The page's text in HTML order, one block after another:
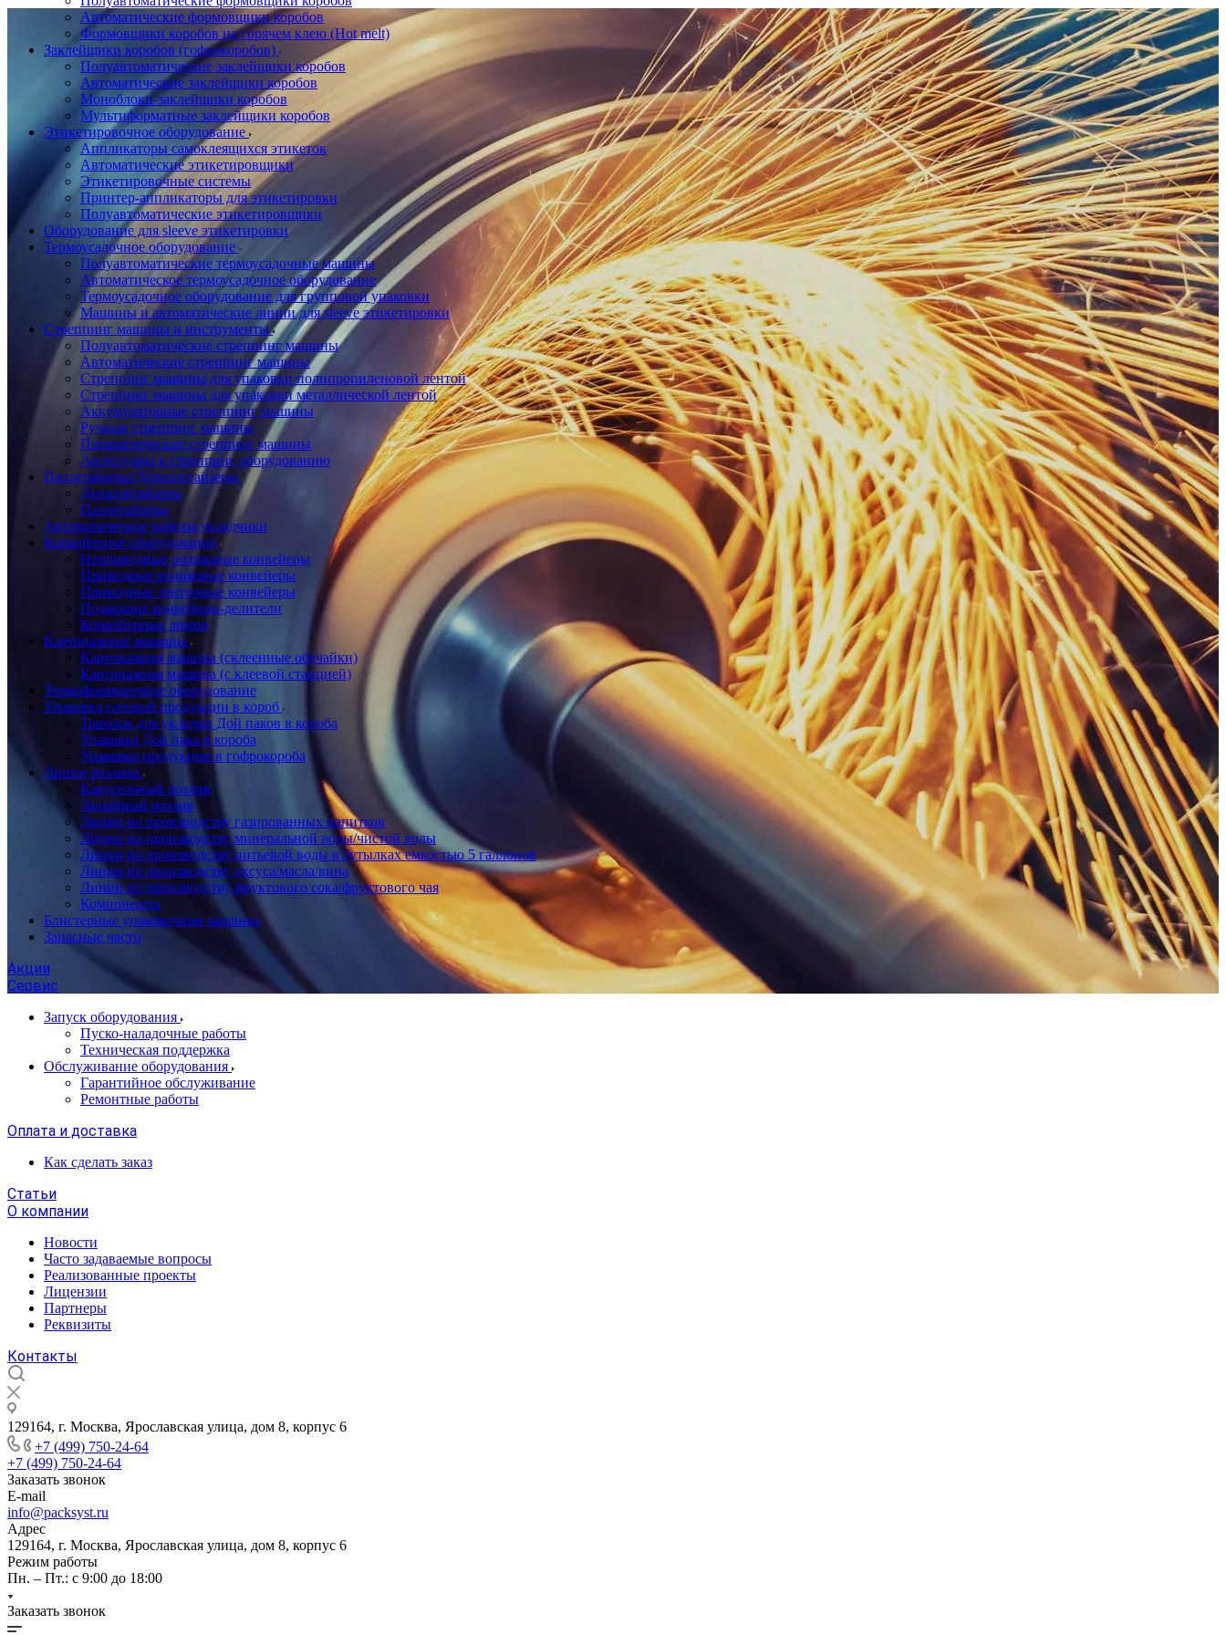
Автоматические формовщики коробов
Формовщики коробов на горячем клею (Hot melt)
Заклейщики коробов (гофрокоробов)
Полуавтоматические заклейщики коробов
Автоматические заклейщики коробов
Моноблоки-заклейщики коробов
Мультиформатные заклейщики коробов
Этикетировочное оборудование
Аппликаторы самоклеящихся этикеток
Автоматические этикетировщики
Этикетировочные системы
Принтер-аппликаторы для этикетировки
Полуавтоматические этикетировщики
Оборудование для sleeve этикетировки
Термоусадочное оборудование
Полуавтоматические термоусадочные машины
Автоматическое термоусадочное оборудование
Термоусадочное оборудование для групповой упаковки
Машины и автоматические линии для sleeve этикетировки
Стреппинг машины и инструменты
Полуавтоматические стреппинг машины
Автоматические стреппинг машины
Стреппинг машины для упаковки полипропиленовой лентой
Стреппинг машины для упаковки металлической лентой
Аккумуляторные стреппинг машины
Ручные стреппинг машины
Пневматические стреппинг машины
Аксессуары к стреппинг оборудованию
Паллетайзеры/Депаллетайзеры
Депаллетайзеры
Паллетайзеры
Автоматические роботы укладчики
Конвейерное оборудование
Неприводные роликовые конвейеры
Приводные роликовые конвейеры
Приводные ленточные конвейеры
Подающие конвейеры-делители
Конвейерные линии
Картонажные машины
Картонажная машина (склеенные обечайки)
Картонажная машина (с клеевой станцией)
Термоформовочное оборудование
Упаковка готовой продукции в короб
Триблок для укладки Дой паков в короба
Упаковка Дой пака в короба
Упаковка продукции в гофрокороба
Линии розлива
Карусельный розлив
Линейный розлив
Линии по производству газированных напитков
Линии по производству минеральной воды/чистой воды
Линии по производству питьевой воды в бутылках емкостью 5 галлонов
Линии по производству уксуса/масла/вина
Линии по производству фруктового сока/фруктового чая
Компоненты
Блистерные упаковочные машины
Запасные части
Акции
Сервис
Запуск оборудования
Пуско-наладочные работы
Техническая поддержка
Обслуживание оборудования
Гарантийное обслуживание
Ремонтные работы
Оплата и доставка
Как сделать заказ
Статьи
О компании
Новости
Часто задаваемые вопросы
Реализованные проекты
Лицензии
Партнеры
Реквизиты
Контакты
129164, г. Москва, Ярославская улица, дом 8, корпус 6
+7 (499) 750-24-64
+7 (499) 750-24-64
Заказать звонок
E-mail
info@packsyst.ru
Адрес
129164, г. Москва, Ярославская улица, дом 8, корпус 6
Режим работы
Пн. – Пт.: с 9:00 до 18:00
Заказать звонок